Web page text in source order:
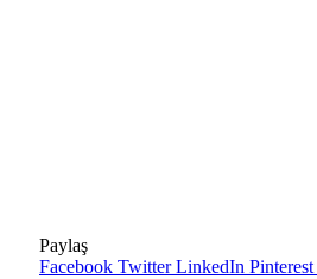
Paylaş
Facebook Twitter LinkedIn Pinterest